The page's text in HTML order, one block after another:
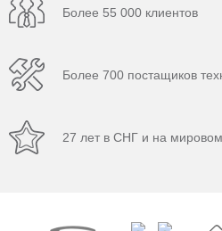
Более 55 000 клиентов
Более 700 постащиков
27 лет в СНГ и на